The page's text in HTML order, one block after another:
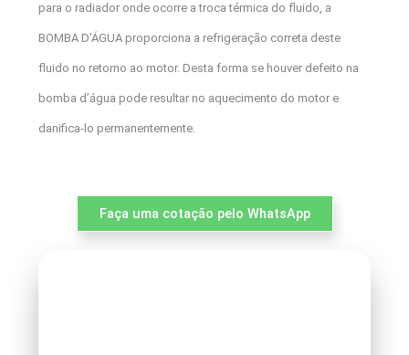
para o radiador onde ocorre a troca térmica do fluido, a
BOMBA D’ÁGUA proporciona a refrigeração correta deste
fluido no retorno ao motor. Desta forma se houver defeito na
bomba d’água pode resultar no aquecimento do motor e
danifica-lo permanentemente.
Faça uma cotação pelo WhatsApp